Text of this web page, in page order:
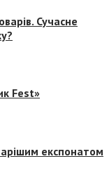
Сучасне
Fest»
експонатом